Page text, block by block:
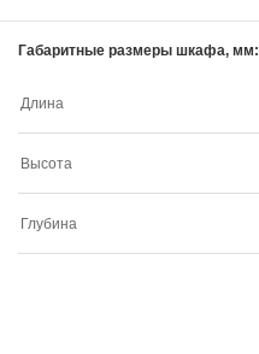
Габаритные размеры шкафа, мм:
Длина
Высота
Глубина